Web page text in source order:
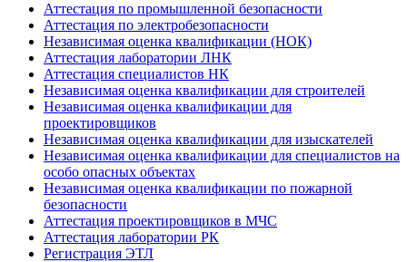
Аттестация по промышленной безопасности
Аттестация по электробезопасности
Независимая оценка квалификации (НОК)
Аттестация лаборатории ЛНК
Аттестация специалистов НК
Независимая оценка квалификации для строителей
Независимая оценка квалификации для
проектировщиков
Независимая оценка квалификации для изыскателей
Независимая оценка квалификации для специалистов на
особо опасных объектах
Независимая оценка квалификации по пожарной
безопасности
Аттестация проектировщиков в МЧС
Аттестация лаборатории РК
Регистрация ЭТЛ